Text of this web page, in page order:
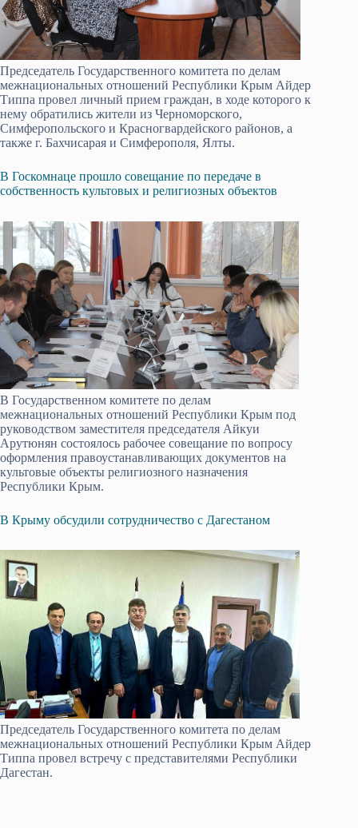
Председатель Государственного комитета по делам
межнациональных отношений Республики Крым Айдер
Типпа провел личный прием граждан, в ходе которого к
нему обратились жители из Черноморского,
Симферопольского и Красногвардейского районов, а
также г. Бахчисарая и Симферополя, Ялты.
В Госкомнаце прошло совещание по передаче в
собственность культовых и религиозных объектов
В Государственном комитете по делам
межнациональных отношений Республики Крым под
руководством заместителя председателя Айкуи
Арутюнян состоялось рабочее совещание по вопросу
оформления правоустанавливающих документов на
культовые объекты религиозного назначения
Республики Крым.
В Крыму обсудили сотрудничество с Дагестаном
Председатель Государственного комитета по делам
межнациональных отношений Республики Крым Айдер
Типпа провел встречу с представителями Республики
Дагестан.